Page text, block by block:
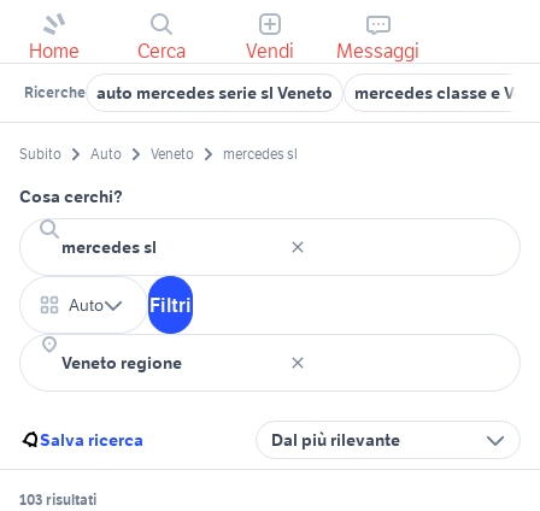
Home Cerca Vendi Messaggi
Ricerche auto mercedes serie sl Veneto mercedes classe e
Subito Auto Veneto mercedes sl
Cosa cerchi?
Auto Filtri
Salva ricerca Dal più rilevante
103 risultati